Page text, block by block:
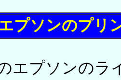
プソンのプリ
エプソンのラ